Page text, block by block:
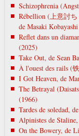
Schizophrenia
Rébellion (上意討
de Masaki
Reflet dans un
(2025)
Take Out, de Sean
À l'ouest des rails (
I Got Heaven, de
The Betrayal
(1966)
Tardes de soledad,
Alpinistes de
On the Bowery, de